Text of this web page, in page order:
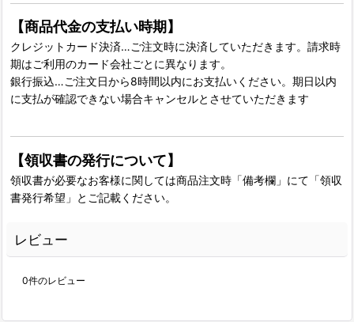
【商品代金の支払い時期】
クレジットカード決済…ご注文時に決済していただきます。請求時
期はご利用のカード会社ごとに異なります。
銀行振込…ご注文日から8時間以内にお支払いください。期日以内
に支払が確認できない場合キャンセルとさせていただきます
【領収書の発行について】
領収書が必要なお客様に関しては商品注文時「備考欄」にて「領収
書発行希望」とご記載ください。
レビュー
0件のレビュー